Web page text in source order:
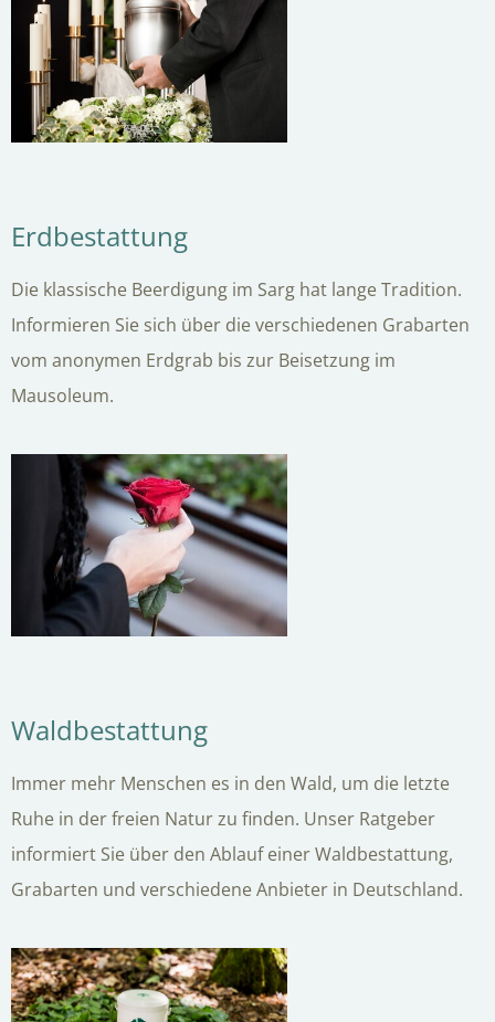
Erdbestattung
Die klassische Beerdigung im Sarg hat lange Tradition.
Informieren Sie sich über die verschiedenen Grabarten
vom anonymen Erdgrab bis zur Beisetzung im
Mausoleum.
Waldbestattung
Immer mehr Menschen es in den Wald, um die letzte
Ruhe in der freien Natur zu finden. Unser Ratgeber
informiert Sie über den Ablauf einer Waldbestattung,
Grabarten und verschiedene Anbieter in Deutschland.